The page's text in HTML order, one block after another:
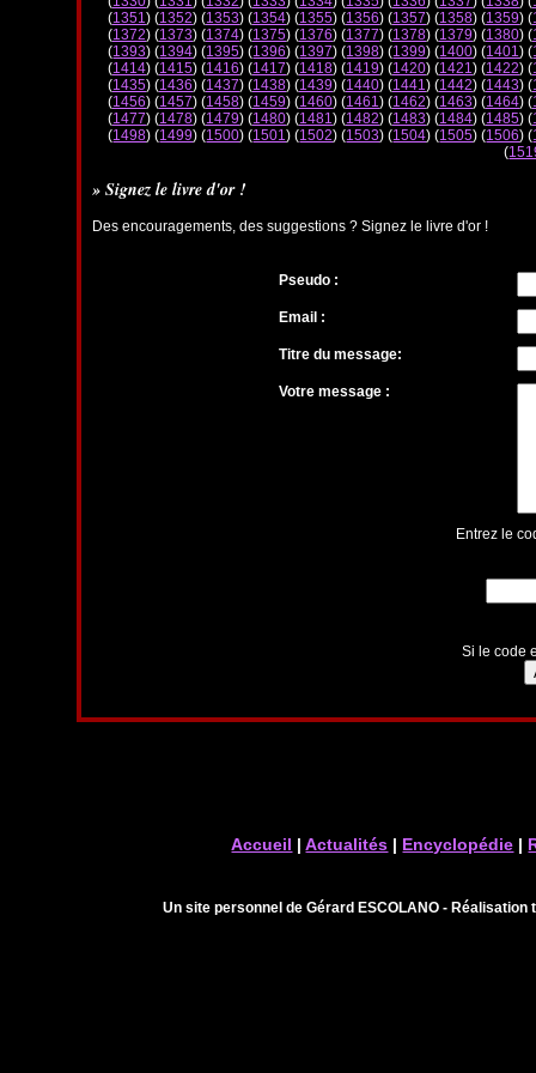
(1351) (1352) (1353) (1354) (1355) (1356) (1357) (1358) (1359) (
(1372) (1373) (1374) (1375) (1376) (1377) (1378) (1379) (1380) (
(1393) (1394) (1395) (1396) (1397) (1398) (1399) (1400) (1401) (
(1414) (1415) (1416) (1417) (1418) (1419) (1420) (1421) (1422) (
(1435) (1436) (1437) (1438) (1439) (1440) (1441) (1442) (1443) (
(1456) (1457) (1458) (1459) (1460) (1461) (1462) (1463) (1464) (
(1477) (1478) (1479) (1480) (1481) (1482) (1483) (1484) (1485) (
(1498) (1499) (1500) (1501) (1502) (1503) (1504) (1505) (1506) (
(
» Signez le livre d'or !
Des encouragements, des suggestions ? Signez le livre d'or !
Pseudo :
Email :
Titre du message:
Votre message :
Entrez le
Si le code
Accueil |Actualités | Encyclopédie |
Un site personnel de Gérard ESCOLANO -